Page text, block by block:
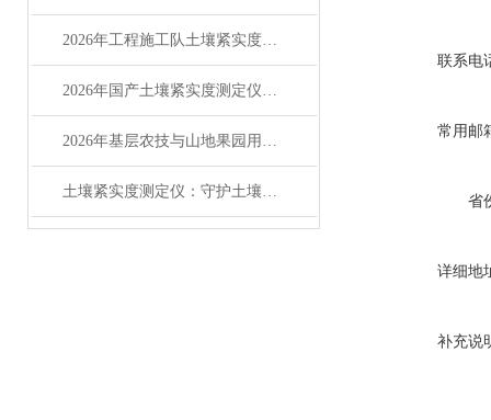
2026年工程施工队土壤紧实度测定仪优选品牌服务商推荐
2026年国产土壤紧实度测定仪选型参考指南
2026年基层农技与山地果园用国产土壤紧实度测定仪选型指南行业分析
土壤紧实度测定仪：守护土壤通气性与作物根系的 “诊断专家”
联系电
常用邮
省
详细地
补充说